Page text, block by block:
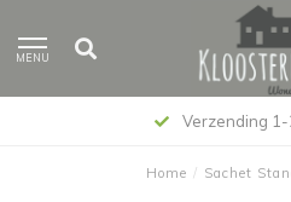
MENU
Verzending
Home / Sachet